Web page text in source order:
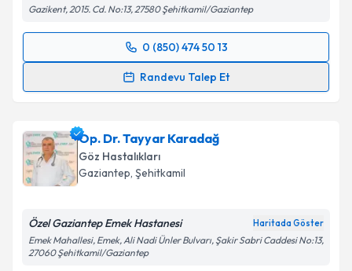
Gazikent, 2015. Cd. No:13, 27580 Şehitkamil/Gaziantep
0 (850) 474 50 13
Randevu Talep Et
Randevu Takvimi Talebi
takvim hazırlandığında e-posta ile bilgilendireceğiz.
E-posta Adresiniz
Kişisel verilerimin işlenmesine ilişkinAydınlatma
'ni okudum ve kişisel verilerimin belirtilen
Op. Dr. Tayyar Karadağ
Göz Hastalıkları
Gaziantep, Şehitkamil
Özel Gaziantep Emek Hastanesi Haritada Göster
Emek Mahallesi, Emek, Ali Nadi Ünler Bulvarı, Şakir Sabri Caddesi No:13,
27060 Şehitkamil/Gaziantep